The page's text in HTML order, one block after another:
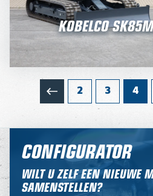
KOBELCO
2 3 4
CONFIGURATOR
WILT U ZELF EEN NIEUWE
SAMENSTELLEN?